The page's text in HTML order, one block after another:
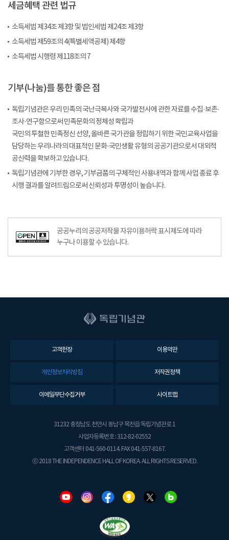
세금혜택 관련 법규
소득세법 제34조 제3항 및 법인세법 제24조 제3항
소득세법 제59조의 4(특별세액공제) 제4항
소득세법 시행령 제118조의 7
기부(나눔)를 통한 좋은 점
독립기념관은 우리 민족의 국난극복사와 국가발전사에 관한 자료를 수집·보존·
조사·연구함으로써 민족문화의 정체성 확립과
국민의 투철한 민족정신 선양, 올바른 국가관을 정립하기 위한 국민교육사업을
담당하는 우리나라의 대표적인 문화·국민생활 유형의 공공기관으로서 대외적
공신력을 확보하고 있습니다.
독립기념관에 기부한 경우, 기부금품의 구체적인 사용내역과 함께 사업 종료 후
시행 결과를 알려드림으로써 신뢰성과 투명성이 높습니다.
공공누리공공저작물자유이용허락–출처표시이미지
공공누리의 공공저작물 자유이용허락 표시제도에 따라
누구나 이용할 수 있습니다.
고객헌장 이용약관
개인정보처리방침 저작권정책
이메일무단수집거부 사이트맵
31232 충청남도 천안시 동남구 목천읍 독립기념관로 1
사업자등록번호 : 312-82-02552
고객센터 041-560-0114. FAX 041-557-8167.
ⓒ 2018 THE INDEPENDENCE HALL OF KOREA. ALL RIGHTS RESERVED.